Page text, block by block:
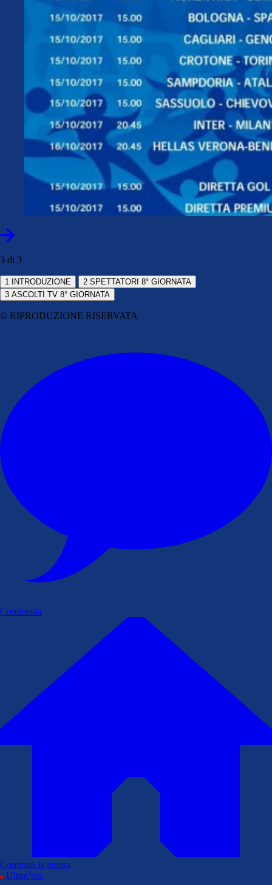
3 di 3
1 INTRODUZIONE 2 SPETTATORI 8° GIORNATA
3 ASCOLTI TV 8° GIORNATA
© RIPRODUZIONE RISERVATA
Commenta
Continua la lettura
Ultim’ora